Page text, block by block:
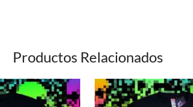
Productos Relacionados